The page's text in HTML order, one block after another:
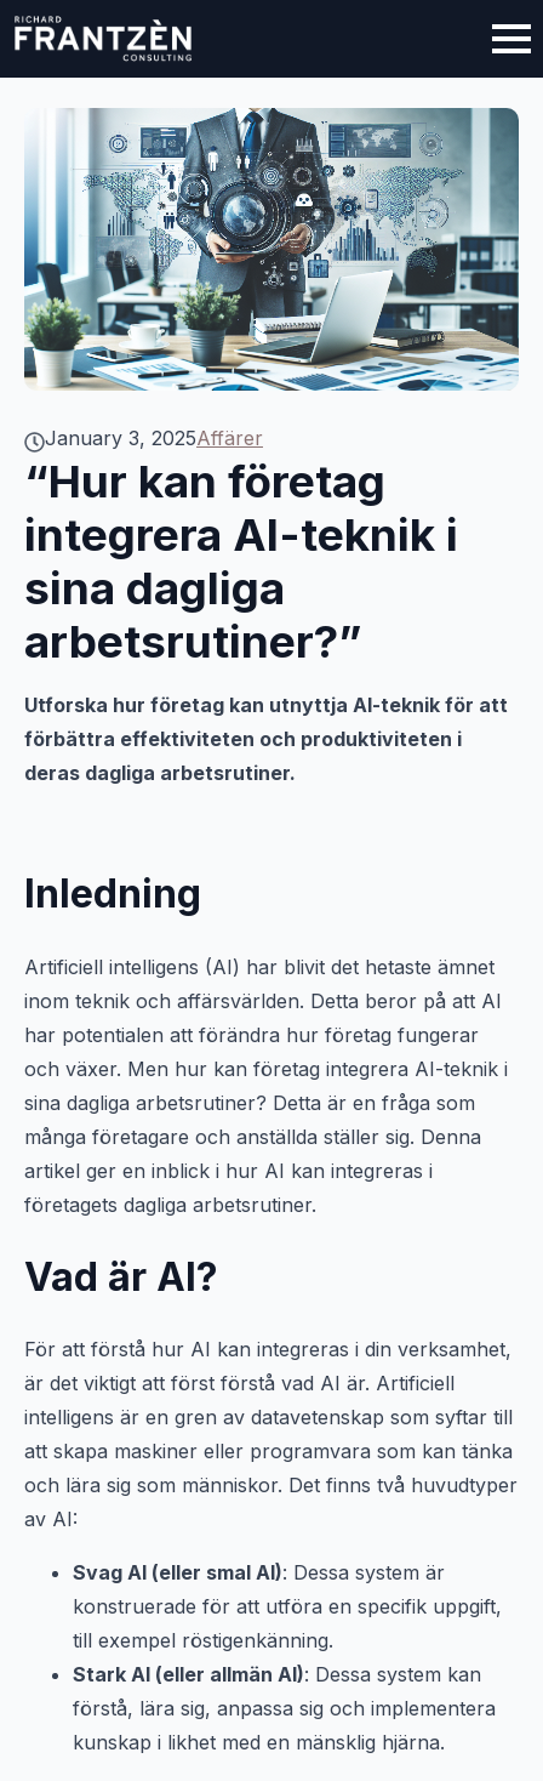
January 3, 2025Affärer
“Hur kan företag
integrera AI-teknik i
sina dagliga
arbetsrutiner?”
Utforska hur företag kan utnyttja AI-teknik för att
förbättra effektiviteten och produktiviteten i
deras dagliga arbetsrutiner.
Inledning
Artificiell intelligens (AI) har blivit det hetaste ämnet
inom teknik och affärsvärlden. Detta beror på att AI
har potentialen att förändra hur företag fungerar
och växer. Men hur kan företag integrera AI-teknik i
sina dagliga arbetsrutiner? Detta är en fråga som
många företagare och anställda ställer sig. Denna
artikel ger en inblick i hur AI kan integreras i
företagets dagliga arbetsrutiner.
Vad är AI?
För att förstå hur AI kan integreras i din verksamhet,
är det viktigt att först förstå vad AI är. Artificiell
intelligens är en gren av datavetenskap som syftar till
att skapa maskiner eller programvara som kan tänka
och lära sig som människor. Det finns två huvudtyper
av AI:
Svag AI (eller smal AI): Dessa system är
konstruerade för att utföra en specifik uppgift,
till exempel röstigenkänning.
Stark AI (eller allmän AI): Dessa system kan
förstå, lära sig, anpassa sig och implementera
kunskap i likhet med en mänsklig hjärna.